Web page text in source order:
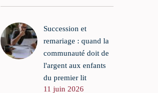
Succession et
remariage : quand la
communauté doit de
l'argent aux enfants
du premier lit
11 juin 2026